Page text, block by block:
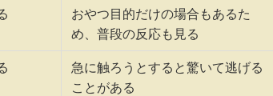
おやつ目的だけの場合もあるた
め、普段の反応も見る
急に触ろうとすると驚いて逃げる
ことがある